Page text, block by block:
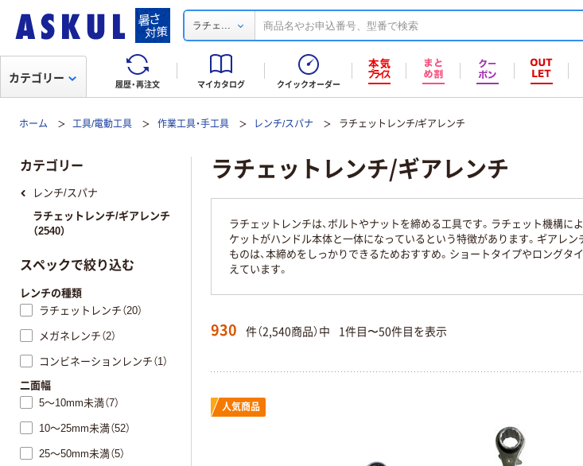
ラチェ...
履歴・再注文 マイカタログ クイックオーダー
カテゴリー
ホーム 工具/電動工具 作業工具・手工具 レンチ/スパナ ラチェットレンチ/ギアレンチ
ラチェットレンチ/ギアレンチ
ラチェットレンチは、ボルトやナットを締める工具です。ラチェット機構に
ケットがハンドル本体と一体になっているという特徴があります。ギアレ
ものは、本締めをしっかりできるためおすすめ。ショートタイプやロングタ
えています。
930 件（2,540商品）中 1件目〜50件目を表示
人気商品
カテゴリー
レンチ/スパナ
ラチェットレンチ/ギアレンチ
（2540）
スペックで絞り込む
レンチの種類
ラチェットレンチ（20）
メガネレンチ（2）
コンビネーションレンチ（1）
二面幅
5～10mm未満（7）
10～25mm未満（52）
25～50mm未満（5）